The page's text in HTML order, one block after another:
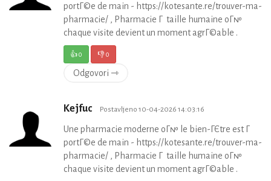
portГ©e de main - https://kotesante.re/trouver-ma-
pharmacie/ , Pharmacie Г taille humaine oГ№
chaque visite devient un moment agrГ©able .
👍0 👎0
Odgovori ⇾
Kejfuc Postavljeno 10-04-2026 14:03:16
Une pharmacie moderne oГ№ le bien-ГЄtre est Г
portГ©e de main - https://kotesante.re/trouver-ma-
pharmacie/ , Pharmacie Г taille humaine oГ№
chaque visite devient un moment agrГ©able .